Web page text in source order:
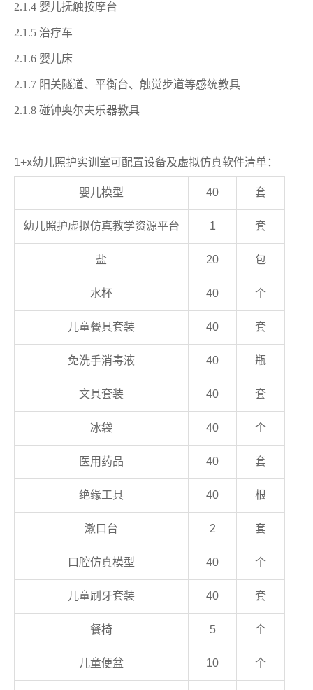
2.1.4 婴儿抚触按摩台
2.1.5 治疗车
2.1.6 婴儿床
2.1.7 阳关隧道、平衡台、触觉步道等感统教具
2.1.8 碰钟奥尔夫乐器教具
1+x幼儿照护实训室可配置设备及虚拟仿真软件清单：
婴儿模型 40 套
幼儿照护虚拟仿真教学资源平台 1 套
盐 20 包
水杯 40 个
儿童餐具套装 40 套
免洗手消毒液 40 瓶
文具套装 40 套
冰袋 40 个
医用药品 40 套
绝缘工具 40 根
漱口台 2 套
口腔仿真模型 40 个
儿童刷牙套装 40 套
餐椅 5 个
儿童便盆 10 个